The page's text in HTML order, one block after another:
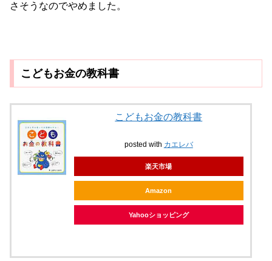
さそうなのでやめました。
こどもお金の教科書
こどもお金の教科書
posted with カエレバ
楽天市場
Amazon
Yahooショッピング